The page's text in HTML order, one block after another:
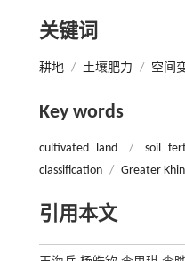
关键词
耕地 / 土壤肥力 / 空间
Key words
cultivated land / soil
classification / Greater
引用本文